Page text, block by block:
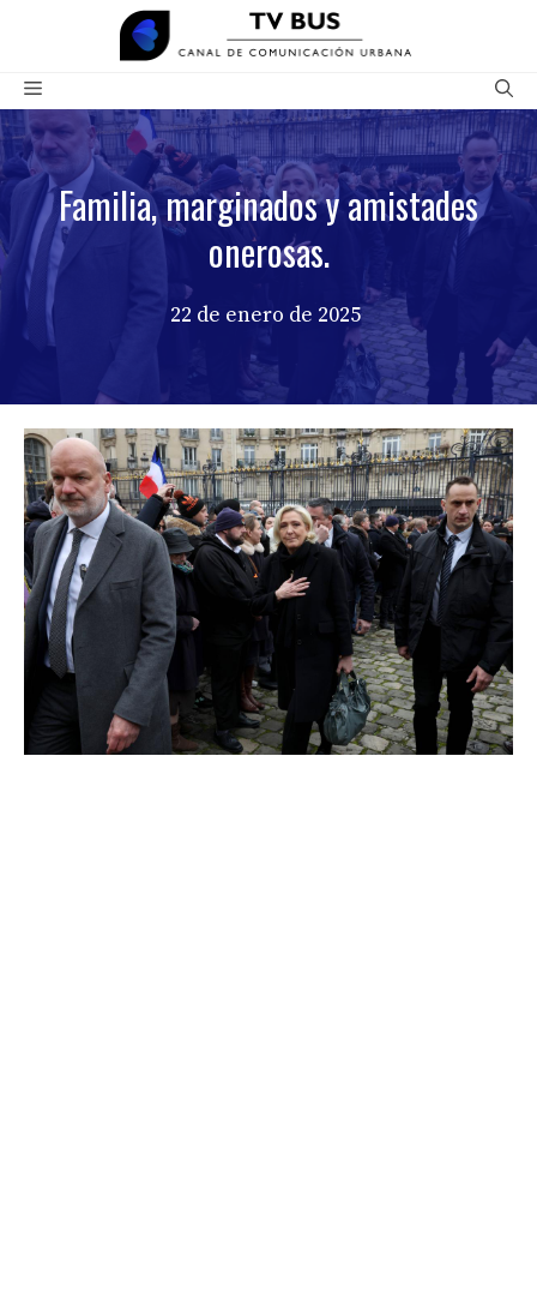
contenido
Menú
Familia, marginados y amistades
onerosas.
22 de enero de 2025